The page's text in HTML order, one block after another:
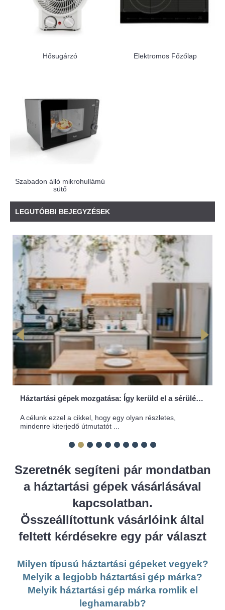
Hősugárzó Elektromos Főzőlap
Szabadon álló mikrohullámú
sütő
LEGUTÓBBI BEJEGYZÉSEK
Háztartási gépek mozgatása: Így kerüld el a sérüléseket és a károkat
A célunk ezzel a cikkel, hogy egy olyan részletes,
mindenre kiterjedő útmutatót ...
Szeretnék segíteni pár mondatban
a háztartási gépek vásárlásával
kapcsolatban.
Összeállítottunk vásárlóink által
feltett kérdésekre egy pár választ
Milyen típusú háztartási gépeket vegyek?
Melyik a legjobb háztartási gép márka?
Melyik háztartási gép márka romlik el
leghamarabb?